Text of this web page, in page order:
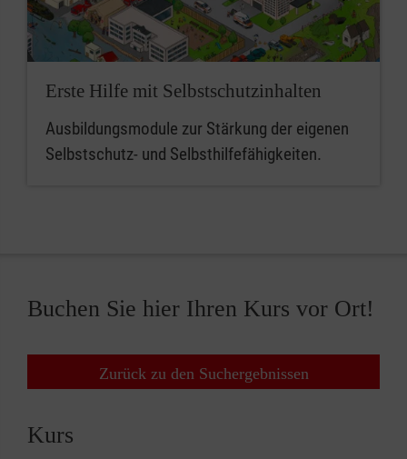
Erste Hilfe mit Selbstschutzinhalten
Ausbildungsmodule zur Stärkung der eigenen
Selbstschutz- und Selbsthilfefähigkeiten.
Buchen Sie hier Ihren Kurs vor Ort!
Zurück zu den Suchergebnissen
Kurs